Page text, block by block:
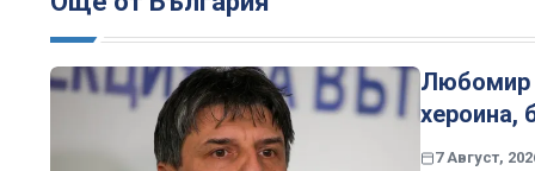
Любомир
хероина,
7 Август,